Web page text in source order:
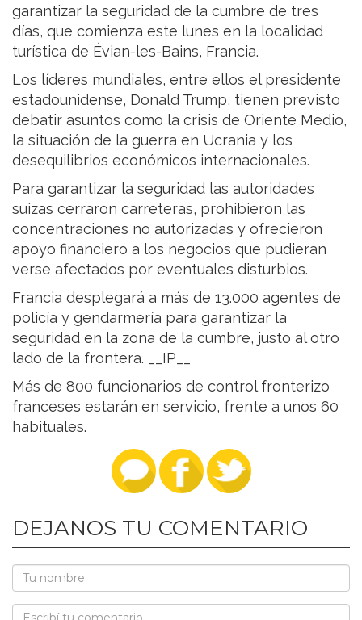
garantizar la seguridad de la cumbre de tres
días, que comienza este lunes en la localidad
turística de Évian-les-Bains, Francia.
Los líderes mundiales, entre ellos el presidente
estadounidense, Donald Trump, tienen previsto
debatir asuntos como la crisis de Oriente Medio,
la situación de la guerra en Ucrania y los
desequilibrios económicos internacionales.
Para garantizar la seguridad las autoridades
suizas cerraron carreteras, prohibieron las
concentraciones no autorizadas y ofrecieron
apoyo financiero a los negocios que pudieran
verse afectados por eventuales disturbios.
Francia desplegará a más de 13.000 agentes de
policía y gendarmería para garantizar la
seguridad en la zona de la cumbre, justo al otro
lado de la frontera. __IP__
Más de 800 funcionarios de control fronterizo
franceses estarán en servicio, frente a unos 60
habituales.
DEJANOS TU COMENTARIO